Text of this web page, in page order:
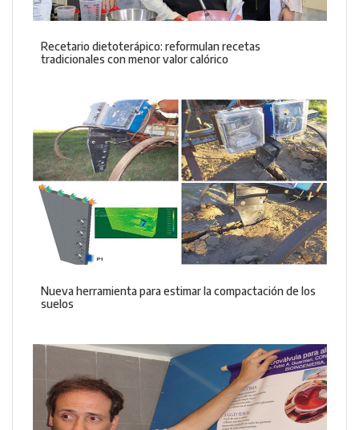
Recetario dietoterápico: reformulan recetas
tradicionales con menor valor calórico
Nueva herramienta para estimar la compactación de los
suelos